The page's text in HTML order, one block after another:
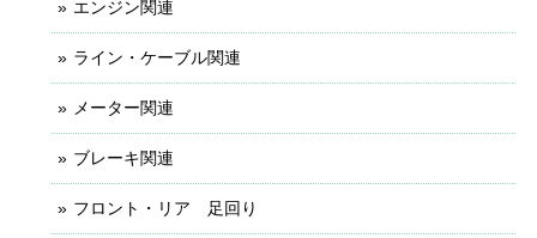
エンジン関連
ライン・ケーブル関連
メーター関連
ブレーキ関連
フロント・リア 足回り